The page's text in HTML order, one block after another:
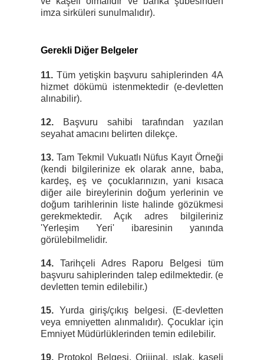
imza sirküleri sunulmalıdır).
Gerekli Diğer Belgeler
11. Tüm yetişkin başvuru sahiplerinden 4A
hizmet dökümü istenmektedir (e-devletten
alınabilir).
12. Başvuru sahibi tarafından yazılan
seyahat amacını belirten dilekçe.
13. Tam Tekmil Vukuatlı Nüfus Kayıt Örneği
(kendi bilgilerinize ek olarak anne, baba,
kardeş, eş ve çocuklarınızın, yani kısaca
diğer aile bireylerinin doğum yerlerinin ve
doğum tarihlerinin liste halinde gözükmesi
gerekmektedir. Açık adres bilgileriniz
'Yerleşim Yeri' ibaresinin yanında
görülebilmelidir.
14. Tarihçeli Adres Raporu Belgesi tüm
başvuru sahiplerinden talep edilmektedir. (e
devletten temin edilebilir.)
15. Yurda giriş/çıkış belgesi. (E-devletten
veya emniyetten alınmalıdır). Çocuklar için
Emniyet Müdürlüklerinden temin edilebilir.
19. Protokol Belgesi. Orijinal, ıslak, kaşeli